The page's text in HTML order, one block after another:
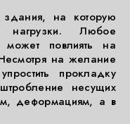
на которую
нагрузки. Любое
может повлиять на
Несмотря на желание
прокладку
несущих
деформациям, а в